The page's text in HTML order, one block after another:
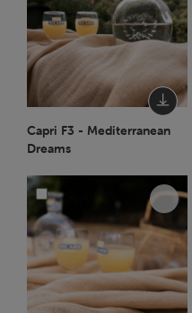
Capri F3 - Mediterranean
Dreams